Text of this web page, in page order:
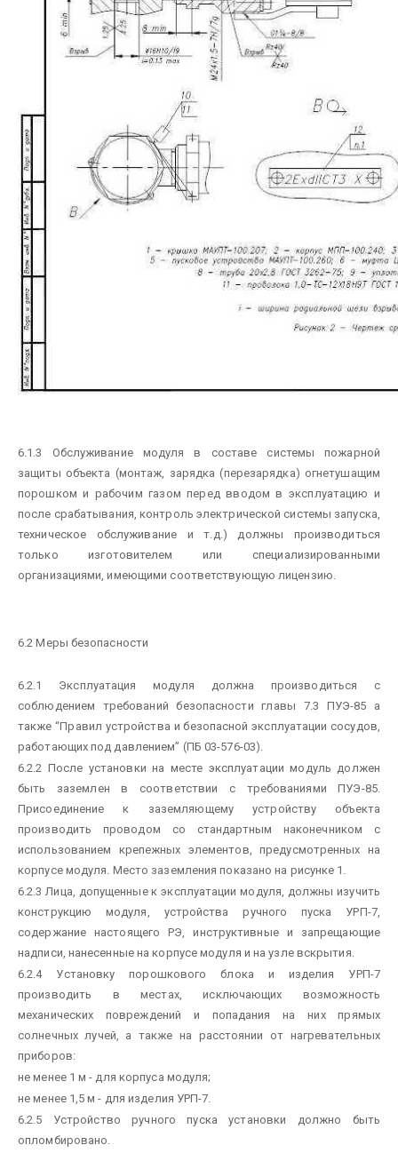
6.1.3 Обслуживание модуля в составе системы пожарной
защиты объекта (монтаж, зарядка (перезарядка) огнетушащим
порошком и рабочим газом перед вводом в эксплуатацию и
после срабатывания, контроль электрической системы запуска,
техническое обслуживание и т.д.) должны производиться
только изготовителем или специализированными
организациями, имеющими соответствующую лицензию.
6.2 Меры безопасности
6.2.1 Эксплуатация модуля должна производиться с
соблюдением требований безопасности главы 7.3 ПУЭ-85 а
также “Правил устройства и безопасной эксплуатации сосудов,
работающих под давлением” (ПБ 03-576-03).
6.2.2 После установки на месте эксплуатации модуль должен
быть заземлен в соответствии с требованиями ПУЭ-85.
Присоединение к заземляющему устройству объекта
производить проводом со стандартным наконечником с
использованием крепежных элементов, предусмотренных на
корпусе модуля. Место заземления показано на рисунке 1.
6.2.3 Лица, допущенные к эксплуатации модуля, должны изучить
конструкцию модуля, устройства ручного пуска УРП-7,
содержание настоящего РЭ, инструктивные и запрещающие
надписи, нанесенные на корпусе модуля и на узле вскрытия.
6.2.4 Установку порошкового блока и изделия УРП-7
производить в местах, исключающих возможность
механических повреждений и попадания на них прямых
солнечных лучей, а также на расстоянии от нагревательных
приборов:
не менее 1 м - для корпуса модуля;
не менее 1,5 м - для изделия УРП-7.
6.2.5 Устройство ручного пуска установки должно быть
опломбировано.